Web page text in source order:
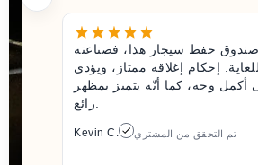
حفظ سيجار هذا، فصناعته
إحكام إغلاقه ممتاز، ويؤدي
أكمل وجه، كما أنّه يتميز بمظهر
Kevin C. تم التحقق من المشتري